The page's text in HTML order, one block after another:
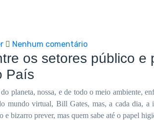
Nenhum comentário
os setores público e
País
planeta, nossa, e de todo o meio ambiente,
mundo virtual, Bill Gates, mas, a cada dia, a
e bizarro prever, mas quem sabe até o papel